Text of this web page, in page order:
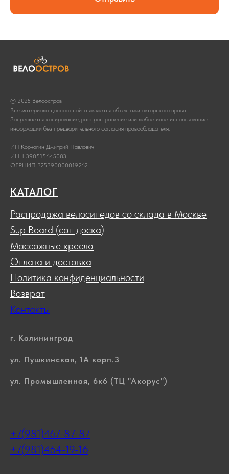
© 2025 Велоостров
Все материалы данного сайта являются объектами авторского права.
Запрещается копирование, распространение или любое иное использование
информации без предварительного согласия правообладателя.
ИП Корчагин Дмитрий Павлович
ИНН 390515645083
ОГРНИП 325390000019262
КАТАЛОГ
Распродажа велосипедов со склада в Москве
Sup Board (сап доска)
Массажные кресла
Оплата и доставка
Политика конфиденциальности
Возврат
Контакты
г. Калининград
ул. Пушкинская, 1А корп.3
ул. Промышленная, 6к6 (ТЦ "Акорус")
+7(981)467-87-87
+7(981)464-19-16